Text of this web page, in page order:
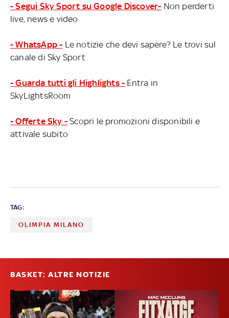
- Segui Sky Sport su Google Discover- Non perderti
live, news e video
- WhatsApp - Le notizie che devi sapere? Le trovi sul
canale di Sky Sport
- Guarda tutti gli Highlights - Entra in
SkyLightsRoom
- Offerte Sky - Scopri le promozioni disponibili e
attivale subito
TAG:
OLIMPIA MILANO
BASKET: ALTRE NOTIZIE